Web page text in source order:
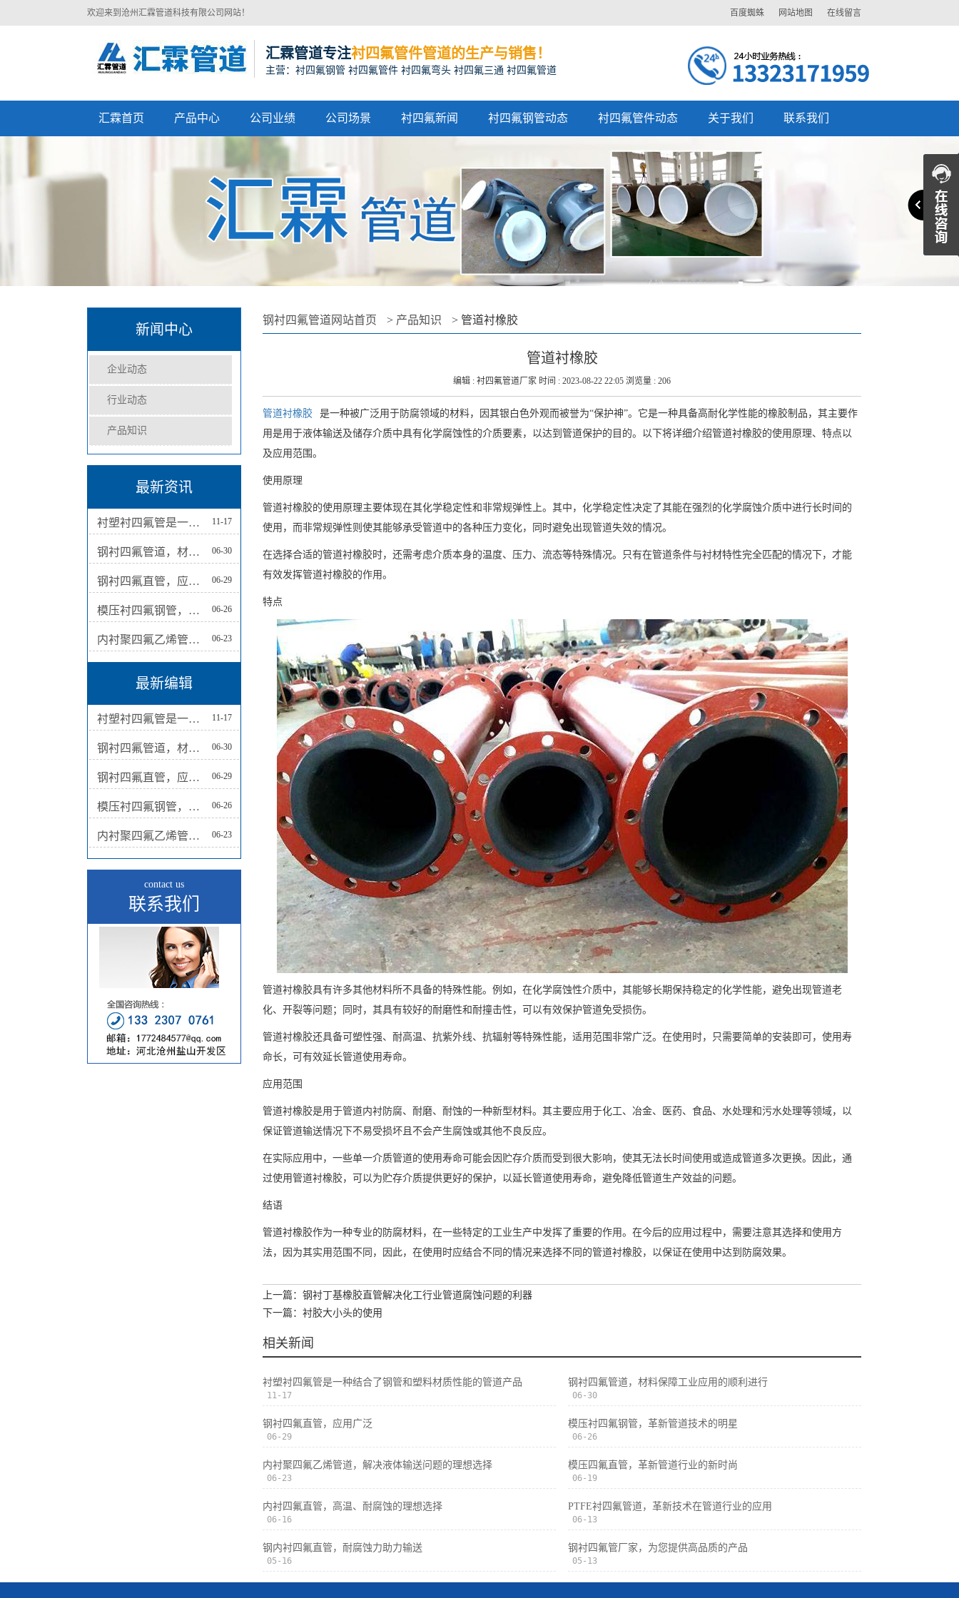
欢迎来到沧州汇霖管道科技有限公司网站！ 在线留言
网站地图
百度蜘蛛
汇霖管道专注衬四氟管件管道的生产与销售！
主营：衬四氟钢管 衬四氟管件 衬四氟弯头 衬四氟三通 衬四氟管道
汇霖首页 产品中心 公司业绩 公司场景 衬四氟新闻 衬四氟钢管动态 衬四氟管件动态 关于我们 联系我们
新闻中心
企业动态
行业动态
产品知识
最新资讯
衬塑衬四氟管是一种结合了钢管和塑料材质性能的管道产品 11-17
钢衬四氟管道，材料保障工业应用的顺利进行 06-30
钢衬四氟直管，应用广泛 06-29
模压衬四氟钢管，革新管道技术的明星 06-26
内衬聚四氟乙烯管道，解决液体输送问题的理想选择 06-23
最新编辑
衬塑衬四氟管是一种结合了钢管和塑料材质性能的管道产品 11-17
钢衬四氟管道，材料保障工业应用的顺利进行 06-30
钢衬四氟直管，应用广泛 06-29
模压衬四氟钢管，革新管道技术的明星 06-26
内衬聚四氟乙烯管道，解决液体输送问题的理想选择 06-23
contact us
联系我们
钢衬四氟管道网站首页 > 产品知识 > 管道衬橡胶
管道衬橡胶
编辑 : 衬四氟管道厂家 时间 : 2023-08-22 22:05 浏览量 : 206
管道衬橡胶
是一种被广泛用于防腐领域的材料，因其银白色外观而被誉为“保护神”。它是一种具备高耐化学性能的橡胶制品，其主要作
用是用于液体输送及储存介质中具有化学腐蚀性的介质要素，以达到管道保护的目的。以下将详细介绍管道衬橡胶的使用原理、特点以
及应用范围。
使用原理
管道衬橡胶的使用原理主要体现在其化学稳定性和非常规弹性上。其中，化学稳定性决定了其能在强烈的化学腐蚀介质中进行长时间的
使用，而非常规弹性则使其能够承受管道中的各种压力变化，同时避免出现管道失效的情况。
在选择合适的管道衬橡胶时，还需考虑介质本身的温度、压力、流态等特殊情况。只有在管道条件与衬材特性完全匹配的情况下，才能
有效发挥管道衬橡胶的作用。
特点
管道衬橡胶具有许多其他材料所不具备的特殊性能。例如，在化学腐蚀性介质中，其能够长期保持稳定的化学性能，避免出现管道老
化、开裂等问题；同时，其具有较好的耐磨性和耐撞击性，可以有效保护管道免受损伤。
管道衬橡胶还具备可塑性强、耐高温、抗紫外线、抗辐射等特殊性能，适用范围非常广泛。在使用时，只需要简单的安装即可，使用寿
命长，可有效延长管道使用寿命。
应用范围
管道衬橡胶是用于管道内衬防腐、耐磨、耐蚀的一种新型材料。其主要应用于化工、冶金、医药、食品、水处理和污水处理等领域，以
保证管道输送情况下不易受损坏且不会产生腐蚀或其他不良反应。
在实际应用中，一些单一介质管道的使用寿命可能会因贮存介质而受到很大影响，使其无法长时间使用或造成管道多次更换。因此，通
过使用管道衬橡胶，可以为贮存介质提供更好的保护，以延长管道使用寿命，避免降低管道生产效益的问题。
结语
管道衬橡胶作为一种专业的防腐材料，在一些特定的工业生产中发挥了重要的作用。在今后的应用过程中，需要注意其选择和使用方
法，因为其实用范围不同，因此，在使用时应结合不同的情况来选择不同的管道衬橡胶，以保证在使用中达到防腐效果。
上一篇：钢衬丁基橡胶直管解决化工行业管道腐蚀问题的利器
下一篇：衬胶大小头的使用
相关新闻
衬塑衬四氟管是一种结合了钢管和塑料材质性能的管道产品
11-17
钢衬四氟管道，材料保障工业应用的顺利进行
06-30
钢衬四氟直管，应用广泛
06-29
模压衬四氟钢管，革新管道技术的明星
06-26
内衬聚四氟乙烯管道，解决液体输送问题的理想选择
06-23
模压四氟直管，革新管道行业的新时尚
06-19
内衬四氟直管，高温、耐腐蚀的理想选择
06-16
PTFE衬四氟管道，革新技术在管道行业的应用
06-13
钢内衬四氟直管，耐腐蚀力助力输送
05-16
钢衬四氟管厂家，为您提供高品质的产品
05-13